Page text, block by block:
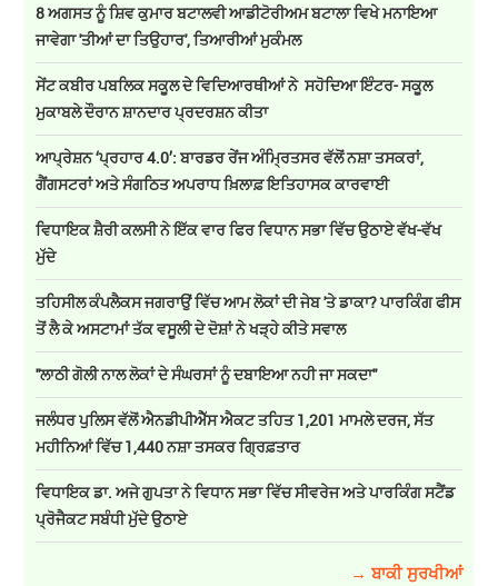
8 ਅਗਸਤ ਨੂੰ ਸ਼ਿਵ ਕੁਮਾਰ ਬਟਾਲਵੀ ਆਡੀਟੋਰੀਅਮ ਬਟਾਲਾ ਵਿਖੇ ਮਨਾਇਆ
ਜਾਵੇਗਾ 'ਤੀਆਂ ਦਾ ਤਿਉਹਾਰ', ਤਿਆਰੀਆਂ ਮੁਕੰਮਲ
ਸੇਂਟ ਕਬੀਰ ਪਬਲਿਕ ਸਕੂਲ ਦੇ ਵਿਦਿਆਰਥੀਆਂ ਨੇ ਸਹੋਦਿਆ ਇੰਟਰ- ਸਕੂਲ
ਮੁਕਾਬਲੇ ਦੌਰਾਨ ਸ਼ਾਨਦਾਰ ਪ੍ਰਦਰਸ਼ਨ ਕੀਤਾ
ਆਪ੍ਰੇਸ਼ਨ ‘ਪ੍ਰਹਾਰ 4.0’: ਬਾਰਡਰ ਰੇਂਜ ਅੰਮ੍ਰਿਤਸਰ ਵੱਲੋਂ ਨਸ਼ਾ ਤਸਕਰਾਂ,
ਗੈਂਗਸਟਰਾਂ ਅਤੇ ਸੰਗਠਿਤ ਅਪਰਾਧ ਖ਼ਿਲਾਫ਼ ਇਤਿਹਾਸਕ ਕਾਰਵਾਈ
ਵਿਧਾਇਕ ਸ਼ੈਰੀ ਕਲਸੀ ਨੇ ਇੱਕ ਵਾਰ ਫਿਰ ਵਿਧਾਨ ਸਭਾ ਵਿੱਚ ਉਠਾਏ ਵੱਖ-ਵੱਖ
ਮੁੱਦੇ
ਤਹਿਸੀਲ ਕੰਪਲੈਕਸ ਜਗਰਾਉਂ ਵਿੱਚ ਆਮ ਲੋਕਾਂ ਦੀ ਜੇਬ 'ਤੇ ਡਾਕਾ? ਪਾਰਕਿੰਗ ਫੀਸ
ਤੋਂ ਲੈ ਕੇ ਅਸਟਾਮਾਂ ਤੱਕ ਵਸੂਲੀ ਦੇ ਦੋਸ਼ਾਂ ਨੇ ਖੜ੍ਹੇ ਕੀਤੇ ਸਵਾਲ
''ਲਾਠੀ ਗੋਲੀ ਨਾਲ ਲੋਕਾਂ ਦੇ ਸੰਘਰਸਾਂ ਨੂੰ ਦਬਾਇਆ ਨਹੀ ਜਾ ਸਕਦਾ''
ਜਲੰਧਰ ਪੁਲਿਸ ਵੱਲੋਂ ਐਨਡੀਪੀਐੱਸ ਐਕਟ ਤਹਿਤ 1,201 ਮਾਮਲੇ ਦਰਜ, ਸੱਤ
ਮਹੀਨਿਆਂ ਵਿੱਚ 1,440 ਨਸ਼ਾ ਤਸਕਰ ਗ੍ਰਿਫ਼ਤਾਰ
ਵਿਧਾਇਕ ਡਾ. ਅਜੇ ਗੁਪਤਾ ਨੇ ਵਿਧਾਨ ਸਭਾ ਵਿੱਚ ਸੀਵਰੇਜ ਅਤੇ ਪਾਰਕਿੰਗ ਸਟੈਂਡ
ਪ੍ਰੋਜੈਕਟ ਸਬੰਧੀ ਮੁੱਦੇ ਉਠਾਏ
→ ਬਾਕੀ ਸੁਰਖੀਆਂ